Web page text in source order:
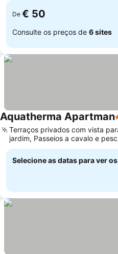
De € 50
Consulte os preços de 6 sites
Aquatherma Apartman
Terraços privados com vista
jardim, Passeios a cavalo e
perto
Selecione as datas para ver